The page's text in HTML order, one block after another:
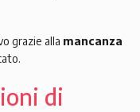
grazie alla mancanza
di